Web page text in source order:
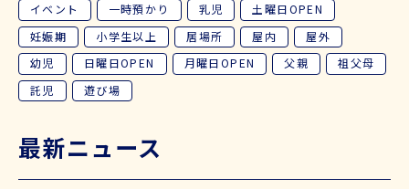
イベント 一時預かり 乳児
土曜日OPEN
妊娠期
小学生以上 居場所 屋内
屋外
幼児
日曜日OPEN 月曜日OPEN 父親
祖父母
託児
遊び場
最新ニュース